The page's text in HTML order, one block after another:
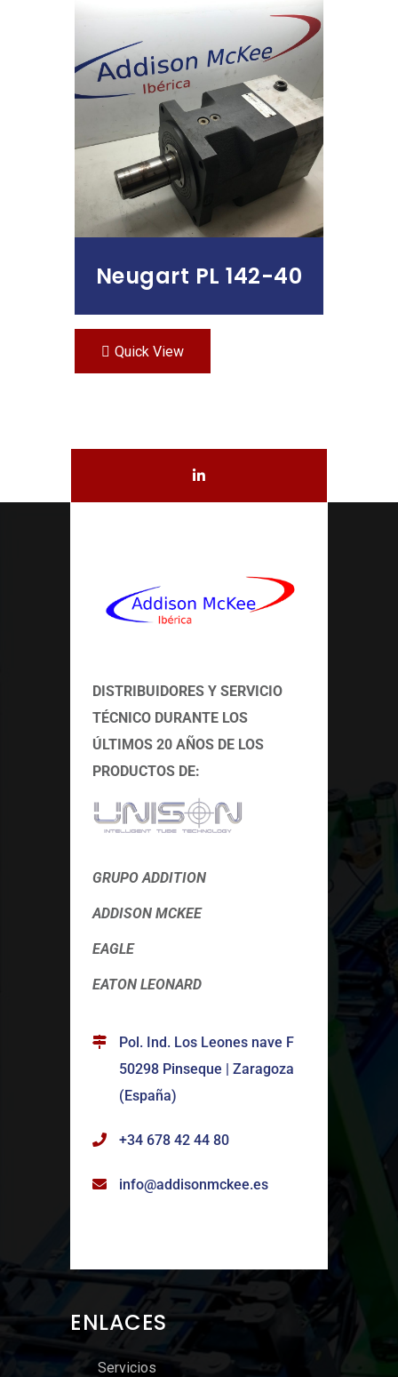
Leer Más
Neugart PL 142-40
Quick View
DISTRIBUIDORES Y SERVICIO
TÉCNICO DURANTE LOS
ÚLTIMOS 20 AÑOS DE LOS
PRODUCTOS DE:
GRUPO ADDITION
ADDISON MCKEE
EAGLE
EATON LEONARD
Pol. Ind. Los Leones nave F
50298 Pinseque | Zaragoza
(España)
+34 678 42 44 80
info@addisonmckee.es
ENLACES
Servicios